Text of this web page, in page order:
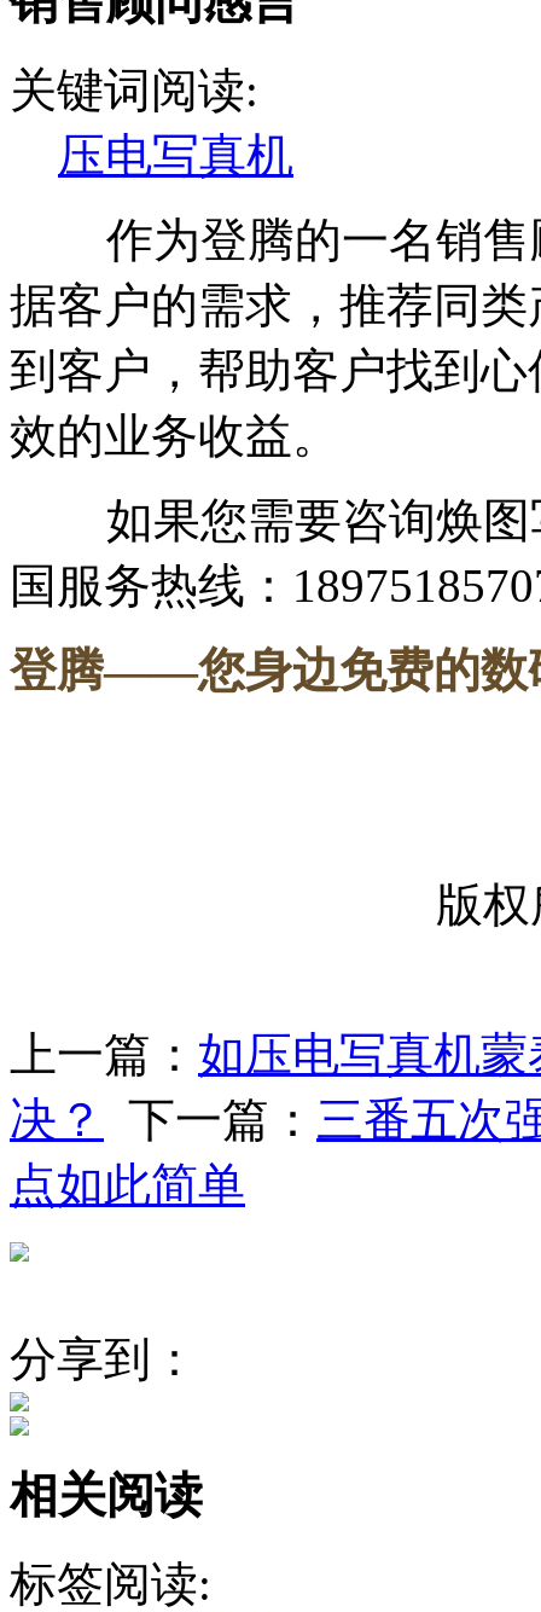
关键词阅读:
压电写真机
作为登腾的一名销售
据客户的需求，推荐同
到客户，帮助客户找到
效的业务收益。
如果您需要咨询焕图
国服务热线：
登腾——您身边免费的数
版
上一篇： 如压电写真机
决？
下一篇： 三番五次
点如此简单
分享到：
相关阅读
标签阅读: